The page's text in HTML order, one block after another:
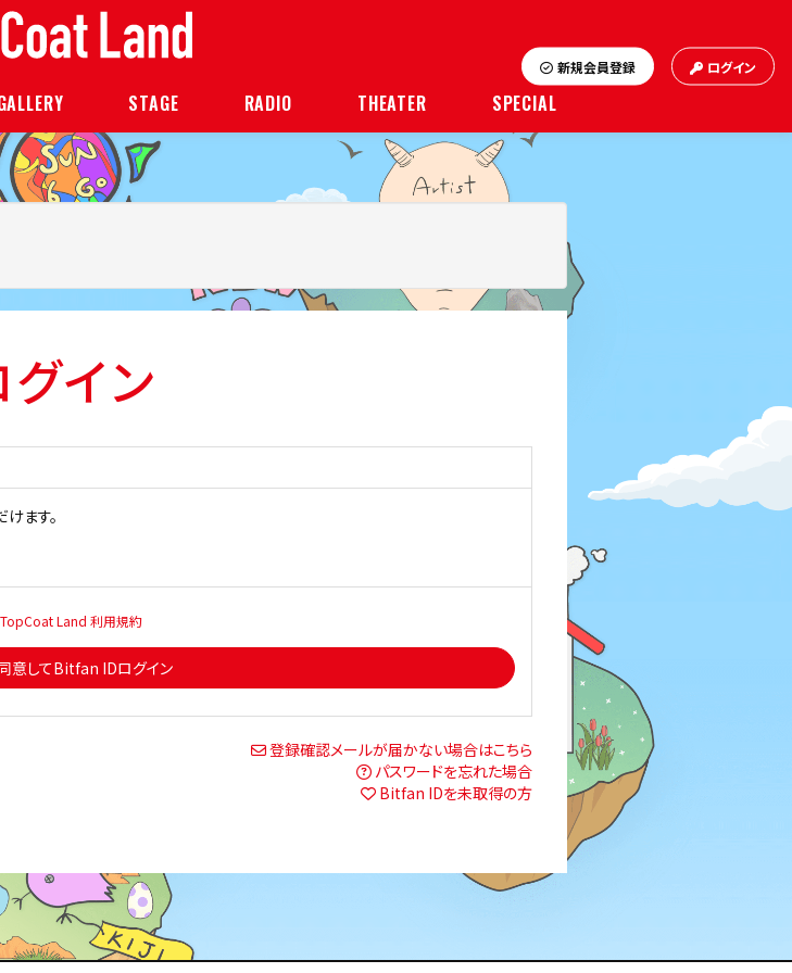
新規会員登録 ログイン
STAGE RADIO THEATER SPECIAL
グイン
ます。
TopCoat Land 利用規約
意してBitfan IDログイン
登録確認メールが届かない場合はこちら
パスワードを忘れた場合
Bitfan IDを未取得の方